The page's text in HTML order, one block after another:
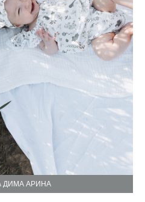
ДИМА АРИНА